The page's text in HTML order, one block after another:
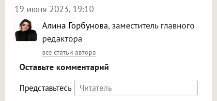
Алина Горбунова, заместитель главного
редактора
все статьи автора
19 июня 2023, 19:10
Оставьте комментарий
Представьтесь